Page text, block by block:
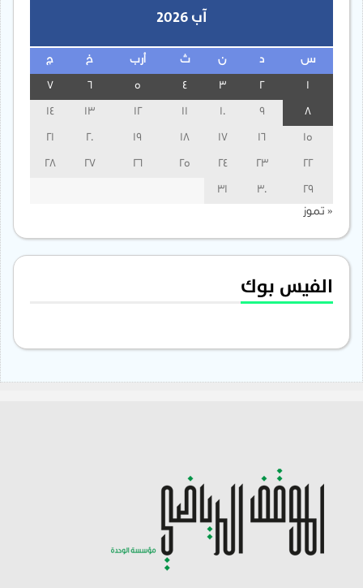
آب 2026
س ن ث أرب خ ج
3
13
14
15
16
17
18
19
20
21
22
23
24
25
26
27
28
29
30
31
« تموز
الفيس بوك